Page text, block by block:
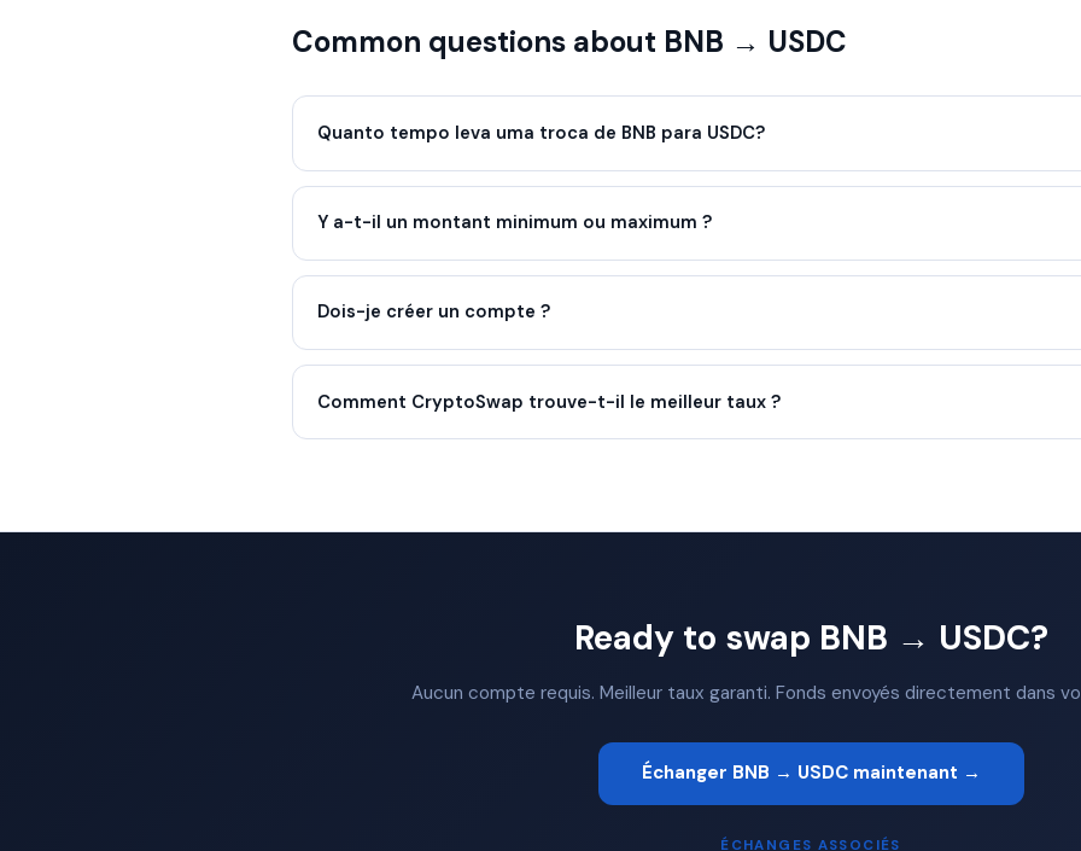
Common questions about BNB → USDC
Quanto tempo leva uma troca de BNB para USDC?
Y a-t-il un montant minimum ou maximum ?
Dois-je créer un compte ?
Comment CryptoSwap trouve-t-il le meilleur taux ?
Ready to swap BNB → USDC?
Aucun compte requis. Meilleur taux garanti. Fonds envoyés directement dans
Échanger BNB → USDC maintenant →
ÉCHANGES ASSOCIÉS